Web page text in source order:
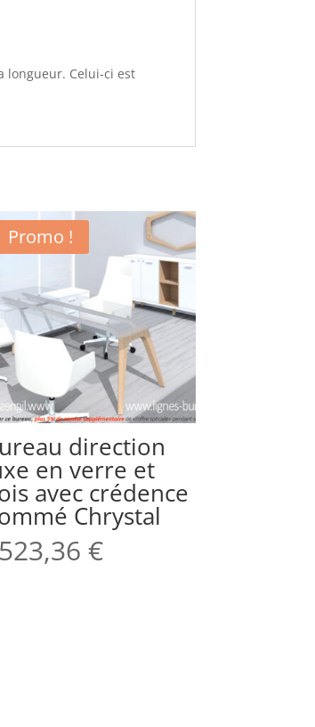
longueur. Celui-ci est
Promo !
direction
en verre et
avec crédence
Chrystal
€